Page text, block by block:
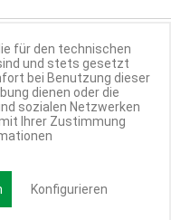
für den technischen
und stets gesetzt
bei Benutzung dieser
dienen oder die
sozialen Netzwerken
Ihrer Zustimmung
Konfigurieren